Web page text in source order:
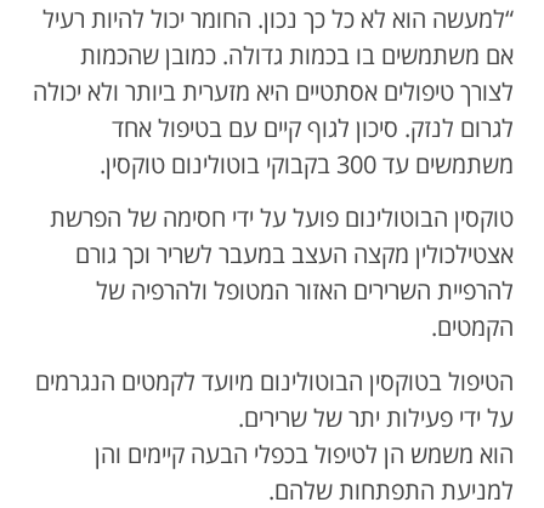
“למעשה הוא לא כל כך נכון. החומר יכול להיות רעיל
אם משתמשים בו בכמות גדולה. כמובן שהכמות
לצורך טיפולים אסתטיים היא מזערית ביותר ולא יכולה
לגרום לנזק. סיכון לגוף קיים עם בטיפול אחד
משתמשים עד 300 בקבוקי בוטולינום טוקסין.
טוקסין הבוטולינום פועל על ידי חסימה של הפרשת
אצטילכולין מקצה העצב במעבר לשריר וכך גורם
להרפיית השרירים האזור המטופל ולהרפיה של
הקמטים.
הטיפול בטוקסין הבוטולינום מיועד לקמטים הנגרמים
על ידי פעילות יתר של שרירים.
הוא משמש הן לטיפול בכפלי הבעה קיימים והן
למניעת התפתחות שלהם.